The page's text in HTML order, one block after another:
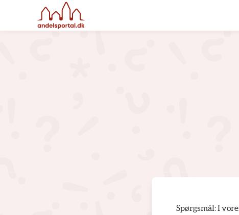
Spørgsmål: I